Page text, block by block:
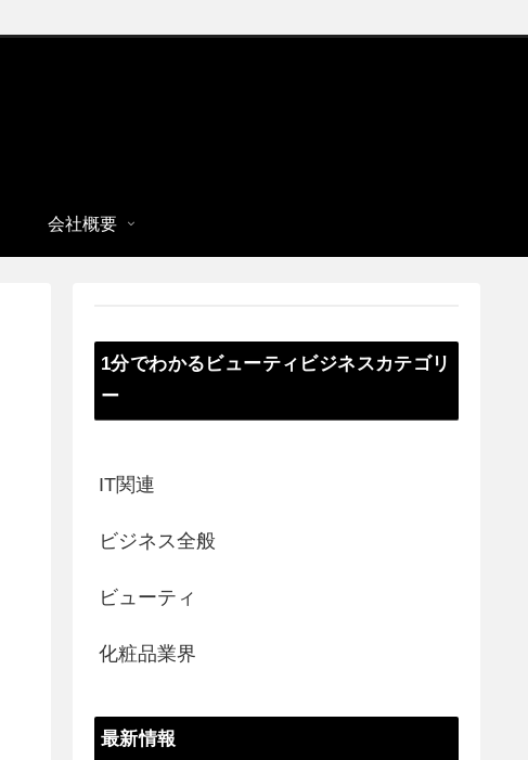
会社概要
1分でわかるビューティビジネスカテゴリ
ー
IT関連
ビジネス全般
ビューティ
化粧品業界
最新情報